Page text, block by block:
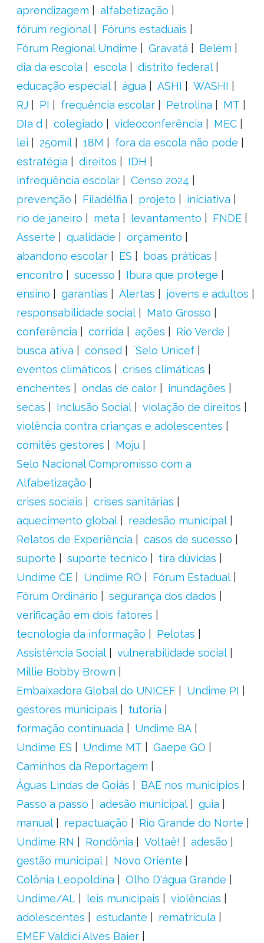
aprendizagem
alfabetização
fórum regional
Fóruns estaduais
Fórum Regional Undime
Gravatá
Belém
dia da escola
escola
distrito federal
educação especial
água ASHI
WASHI
RJ
PI frequência escolar Petrolina
MT
DIa d
colegiado videoconferência
MEC
lei
250mil 18M
fora da escola não pode
estratégia
direitos
IDH
infrequência escolar
Censo 2024
prevenção
Filadélfia projeto
iniciativa
rio de janeiro
meta levantamento
FNDE
Asserte
qualidade
orçamento
abandono escolar
ES
boas práticas
encontro
sucesso
Ibura que protege
ensino
garantias Alertas
jovens e adultos
responsabilidade social
Mato Grosso
conferência
corrida ações
Rio Verde
busca ativa
consed
´Selo Unicef
eventos climáticos
crises climáticas
enchentes
ondas de calor
inundações
secas
Inclusão Social
violação de direitos
violência contra crianças e adolescentes
comitês gestores
Moju
Selo Nacional Compromisso com a
Alfabetização
crises sociais
crises sanitárias
aquecimento global
readesão municipal
Relatos de Experiência
casos de sucesso
suporte
suporte tecnico
tira dúvidas
Undime CE
Undime RO
Fórum Estadual
Fórum Ordinário
segurança dos dados
verificação em dois fatores
tecnologia da informação
Pelotas
Assistência Social
vulnerabilidade social
Millie Bobby Brown
Embaixadora Global do UNICEF
Undime PI
gestores municipais
tutoria
formação continuada
Undime BA
Undime ES
Undime MT
Gaepe GO
Caminhos da Reportagem
Águas Lindas de Goiás
BAE nos municípios
Passo a passo
adesão municipal
guia
manual
repactuação
Rio Grande do Norte
Undime RN
Rondônia Voltaê!
adesão
gestão municipal
Novo Oriente
Colônia Leopoldina
Olho D'água Grande
Undime/AL
leis municipais
violências
adolescentes
estudante
rematrícula
EMEF Valdici Alves Baier